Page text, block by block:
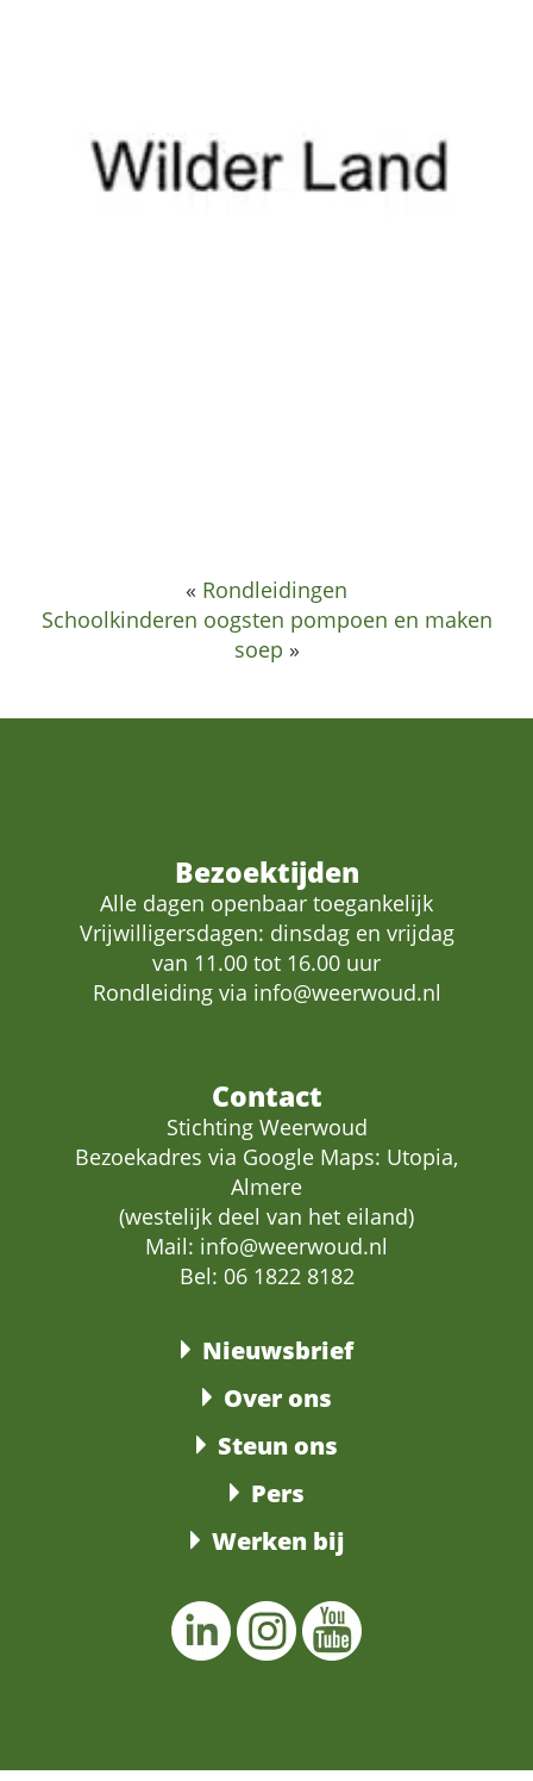
« Rondleidingen
Schoolkinderen oogsten pompoen en maken
soep »
Bezoektijden
Alle dagen openbaar toegankelijk
Vrijwilligersdagen: dinsdag en vrijdag
van 11.00 tot 16.00 uur
Rondleiding via info@weerwoud.nl
Contact
Stichting Weerwoud
Bezoekadres via Google Maps: Utopia,
Almere
(westelijk deel van het eiland)
Mail: info@weerwoud.nl
Bel: 06 1822 8182
Nieuwsbrief
Over ons
Steun ons
Pers
Werken bij